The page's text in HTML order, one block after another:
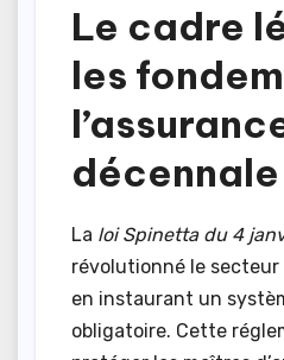
Le cadre
les
décennale
La loi Spinetta du 4
révolutionné le
en instaurant un
obligatoire. Cette